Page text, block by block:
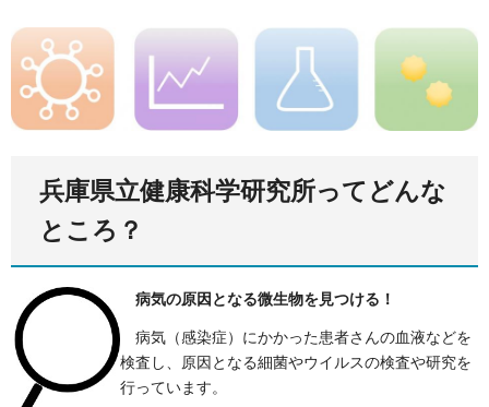
兵庫県立健康科学研究所ってどんな
ところ？
病気の原因となる微生物を見つける！
病気（感染症）にかかった患者さんの血液などを
検査し、原因となる細菌やウイルスの検査や研究を
行っています。